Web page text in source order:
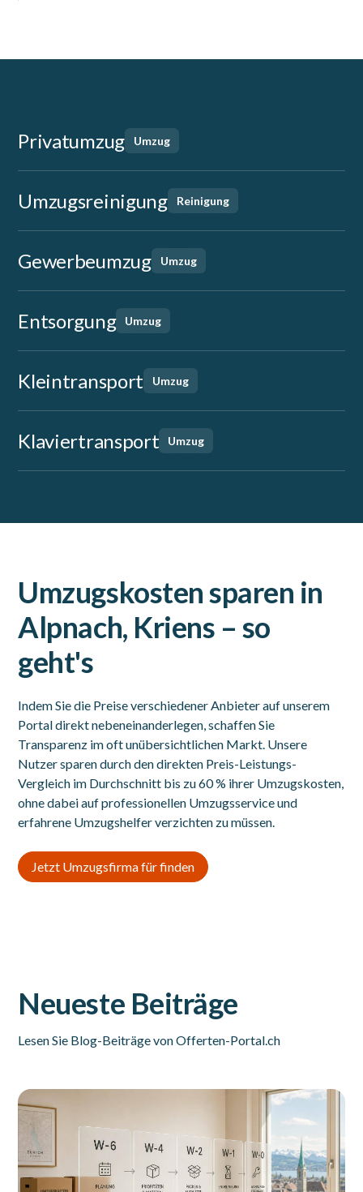
Privatumzug Umzug
Umzugsreinigung Reinigung
Gewerbeumzug Umzug
Entsorgung Umzug
Kleintransport Umzug
Klaviertransport Umzug
Umzugskosten sparen in
Alpnach, Kriens – so
geht's
Indem Sie die Preise verschiedener Anbieter auf unserem
Portal direkt nebeneinanderlegen, schaffen Sie
Transparenz im oft unübersichtlichen Markt. Unsere
Nutzer sparen durch den direkten Preis-Leistungs-
Vergleich im Durchschnitt bis zu 60 % ihrer Umzugskosten,
ohne dabei auf professionellen Umzugsservice und
erfahrene Umzugshelfer verzichten zu müssen.
Jetzt Umzugsfirma für finden
Neueste Beiträge
Lesen Sie Blog-Beiträge von Offerten-Portal.ch